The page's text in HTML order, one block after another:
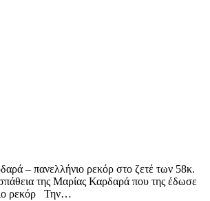
– πανελλήνιο ρεκόρ στο ζετέ των 58κ.
της Μαρίας Καρδαρά που της έδωσε
ρεκόρ Την…